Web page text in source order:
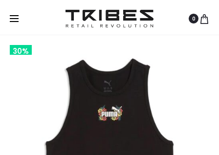
0
30%